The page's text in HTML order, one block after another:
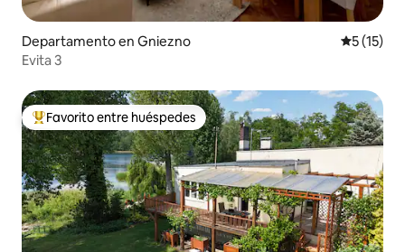
Departamento en Gniezno
5 (15)
Evita 3
De los mejores en Favorito entre huéspedes
Favorito entre huéspedes